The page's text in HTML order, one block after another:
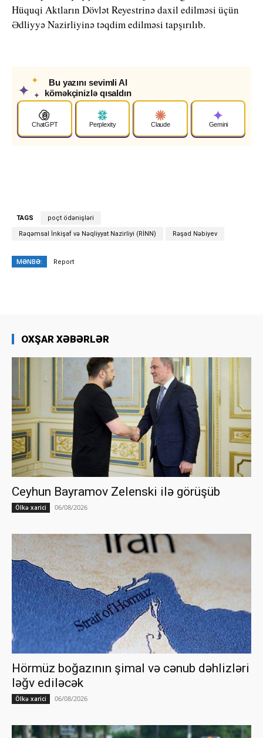
Hüquqi Aktların Dövlət Reyestrinə daxil edilməsi üçün
Ədliyyə Nazirliyinə təqdim edilməsi tapşırılıb.
✦
✦
✦
Bu yazını sevimli AI
köməkçinizlə qısaldın
ChatGPT Perplexity Claude Gemini
TAGS poçt ödənişləri
Rəqəmsal İnkişaf və Nəqliyyat Nazirliyi (RİNN) Rəşad Nəbiyev
MƏNBƏ: Report
OXŞAR XƏBƏRLƏR
Ceyhun Bayramov Zelenski ilə görüşüb
Ölkə xarici 06/08/2026
Hörmüz boğazının şimal və cənub dəhlizləri
ləğv ediləcək
Ölkə xarici 06/08/2026